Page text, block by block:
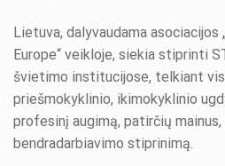
Lietuva, dalyvaudama asociacijos
Europe“ veikloje, siekia stiprinti
švietimo institucijose, telkiant
priešmokyklinio, ikimokyklinio
profesinį augimą, patirčių
bendradarbiavimo stiprinimą.